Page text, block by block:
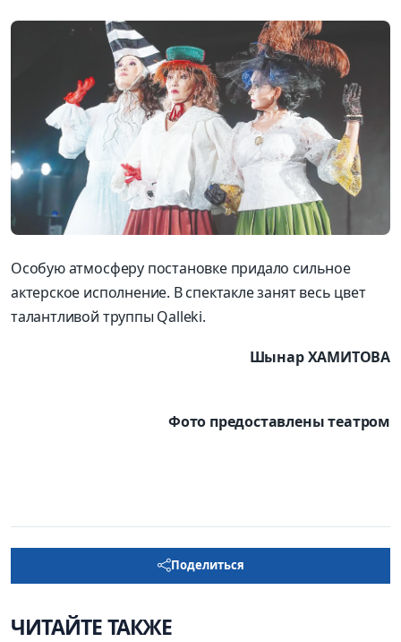
Особую атмосферу постановке придало сильное
актерское исполнение. В спектакле занят весь цвет
талантливой труппы Qalleki.
Шынар ХАМИТОВА
Фото предоставлены театром
Поделиться
ЧИТАЙТЕ ТАКЖЕ